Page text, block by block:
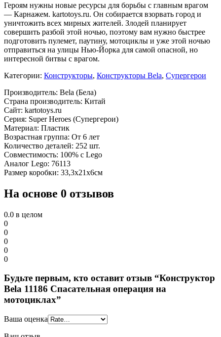
Героям нужны новые ресурсы для борьбы с главным врагом
— Карнажем. kartotoys.ru. Он собирается взорвать город и
уничтожить всех мирных жителей. Злодей планирует
совершить разбой этой ночью, поэтому вам нужно быстрее
подготовить пулемет, паутину, мотоциклы и уже этой ночью
отправиться на улицы Нью-Йорка для самой опасной, но
интересной битвы с врагом.
Категории: Конструкторы, Конструкторы Bela, Супергерои
Производитель: Bela (Бела)
Страна производитель: Китай
Сайт: kartotoys.ru
Серия: Super Heroes (Супергерои)
Материал: Пластик
Возрастная группа: От 6 лет
Количество деталей: 252 шт.
Совместимость: 100% с Lego
Аналог Lego: 76113
Размер коробки: 33,3х21х6см
На основе 0 отзывов
0.0 в целом
0
0
0
0
0
Будьте первым, кто оставит отзыв “Конструктор
Bela 11186 Спасательная операция на
мотоциклах”
Ваша оценка